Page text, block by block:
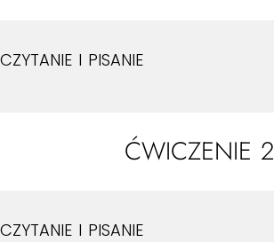
CZYTANIE I PISANIE
ĆWICZENIE 2
CZYTANIE I PISANIE